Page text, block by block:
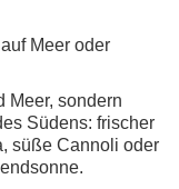
Meer oder
Meer, sondern
Südens: frischer
süße Cannoli oder